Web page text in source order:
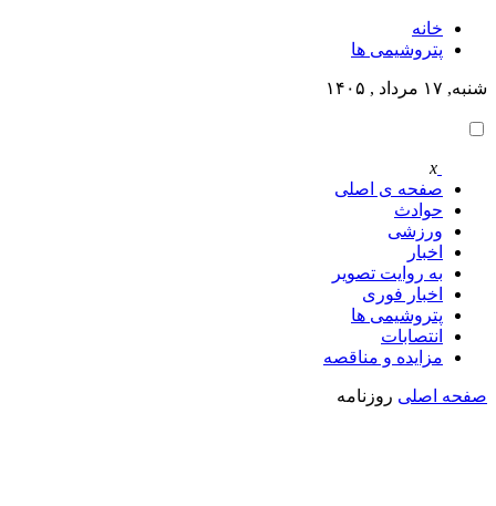
خانه
پتروشيمى ها
شنبه, ۱۷ مرداد , ۱۴۰۵
x
صفحه ی اصلی
حوادث
ورزشی
اخبار
به روایت تصویر
اخبار فوری
پتروشيمى ها
انتصابات
مزایده و مناقصه
صفحه اصلی روزنامه